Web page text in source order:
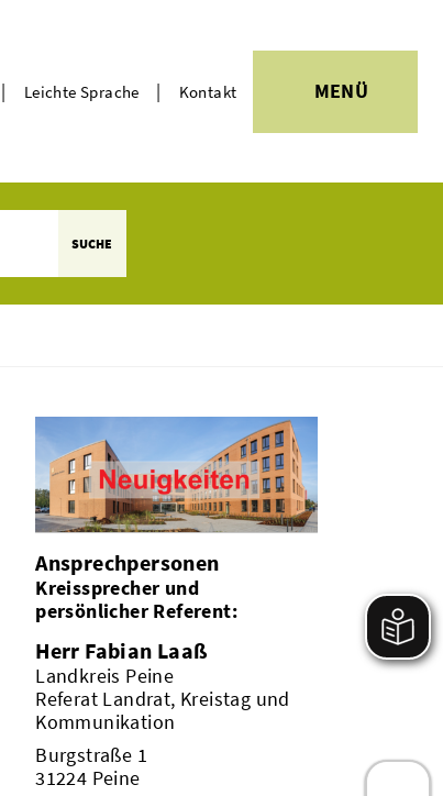
| Leichte Sprache | Kontakt MENÜ
SUCHE
Ansprechpersonen
Kreissprecher und
persönlicher Referent:
Herr Fabian Laaß
Landkreis Peine
Referat Landrat, Kreistag und
Kommunikation
Burgstraße 1
31224 Peine